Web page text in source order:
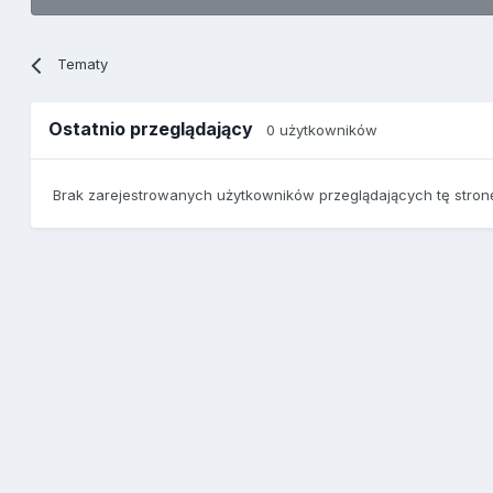
Tematy
Ostatnio przeglądający0 użytkowników
Brak zarejestrowanych użytkowników przeglądających tę